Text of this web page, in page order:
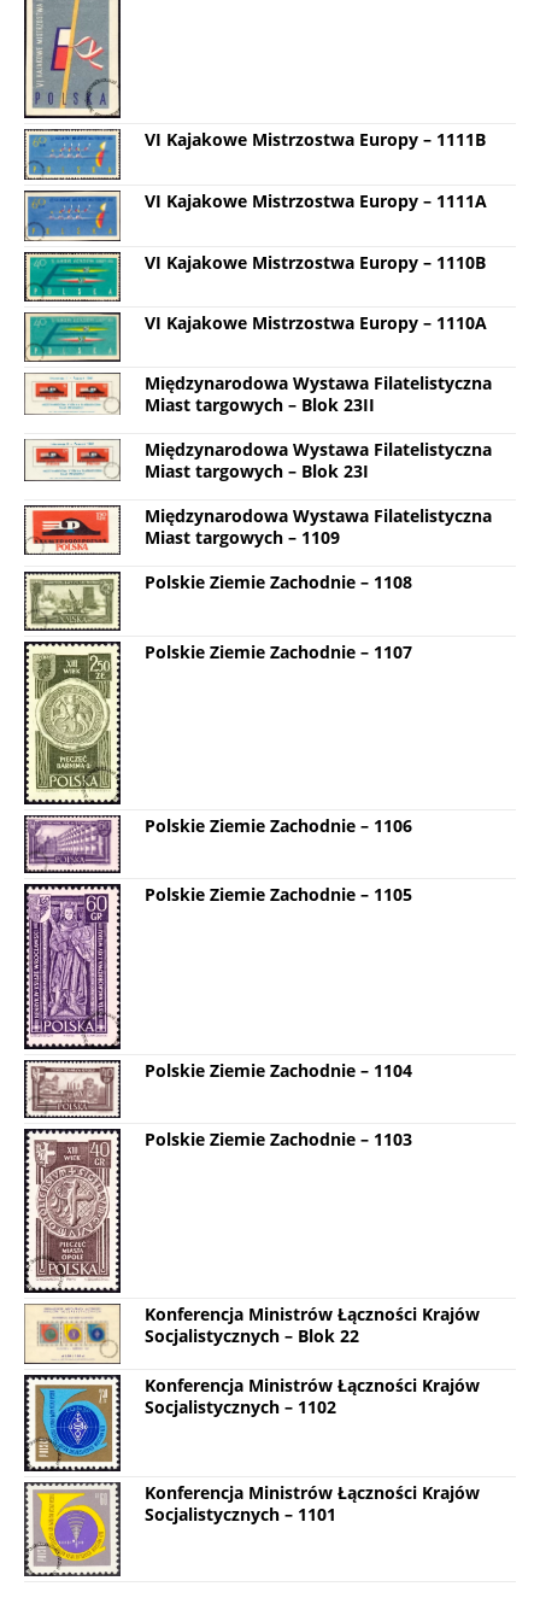
VI Kajakowe Mistrzostwa Europy – 1111B
VI Kajakowe Mistrzostwa Europy – 1111A
VI Kajakowe Mistrzostwa Europy – 1110B
VI Kajakowe Mistrzostwa Europy – 1110A
Międzynarodowa Wystawa Filatelistyczna
Miast targowych – Blok 23II
Międzynarodowa Wystawa Filatelistyczna
Miast targowych – Blok 23I
Międzynarodowa Wystawa Filatelistyczna
Miast targowych – 1109
Polskie Ziemie Zachodnie – 1108
Polskie Ziemie Zachodnie – 1107
Polskie Ziemie Zachodnie – 1106
Polskie Ziemie Zachodnie – 1105
Polskie Ziemie Zachodnie – 1104
Polskie Ziemie Zachodnie – 1103
Konferencja Ministrów Łączności Krajów
Socjalistycznych – Blok 22
Konferencja Ministrów Łączności Krajów
Socjalistycznych – 1102
Konferencja Ministrów Łączności Krajów
Socjalistycznych – 1101